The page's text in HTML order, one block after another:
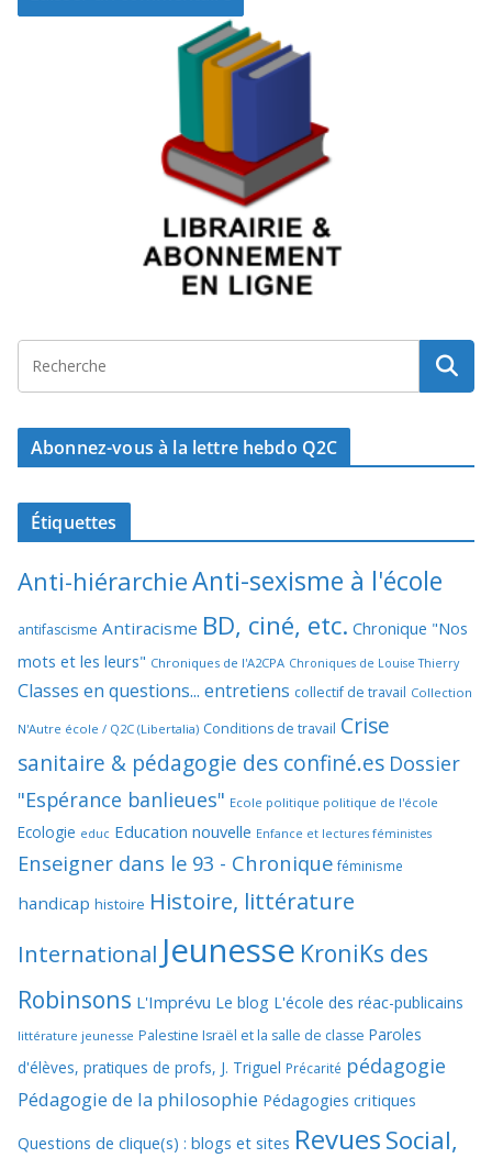
Abonnez-vous à la lettre hebdo Q2C
Étiquettes
Anti-hiérarchieAnti-sexisme à l'école
antifascisme Antiracisme BD, ciné, etc. Chronique "Nos
mots et les leurs" Chroniques de l'A2CPA Chroniques de Louise Thierry
Classes en questions... entretiens collectif de travail Collection
N'Autre école / Q2C (Libertalia) Conditions de travail Crise
sanitaire & pédagogie des confiné.es Dossier
"Espérance banlieues" Ecole politique politique de l'école
Ecologie educ Education nouvelle Enfance et lectures féministes
Enseigner dans le 93 - Chronique féminisme
handicap histoire Histoire, littérature
International Jeunesse KroniKs des
Robinsons L'Imprévu Le blog L'école des réac-publicains
littérature jeunesse Palestine Israël et la salle de classe Paroles
d'élèves, pratiques de profs, J. Triguel Précarité pédagogie
Pédagogie de la philosophie Pédagogies critiques
Questions de clique(s) : blogs et sites RevuesSocial,